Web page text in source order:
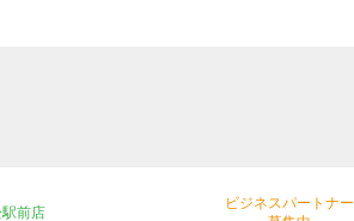
前店
ビジネスパートナー